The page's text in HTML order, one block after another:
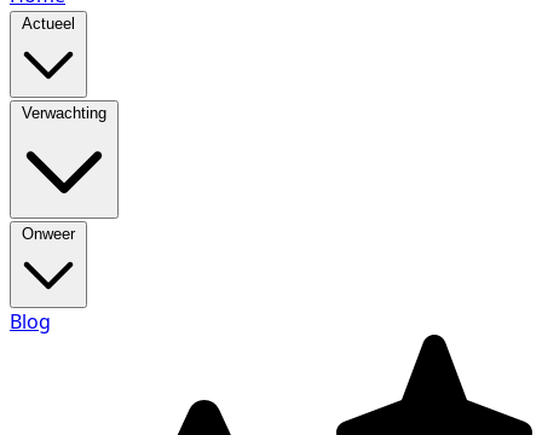
Actueel
Verwachting
Onweer
Blog